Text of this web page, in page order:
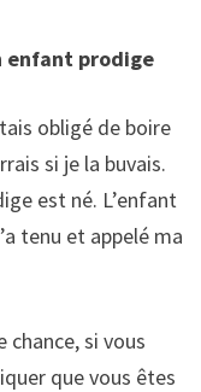
enfant prodige
obligé de boire
si je la buvais.
est né. L’enfant
tenu et appelé ma
chance, si vous
que vous êtes